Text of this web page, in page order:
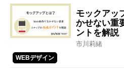
モックアッ
かせない重
ントを解説
市川莉緒
WEBデザイン